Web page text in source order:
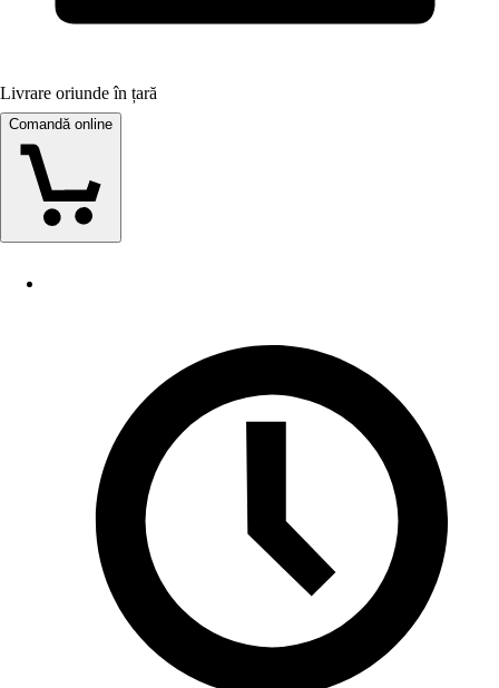
Livrare oriunde în țară
Comandă online